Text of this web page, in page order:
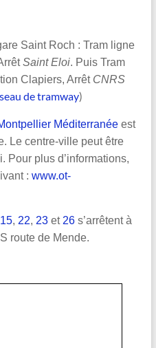
Saint Roch : Tram ligne
Saint Eloi. Puis Tram
Clapiers, Arrêt CNRS
de tramway)
Méditerranéeest
Le centre-ville peut être
Pour plus d’informations,
: www.ot-
15, 22, 23et 26s’arrêtent à
route de Mende.